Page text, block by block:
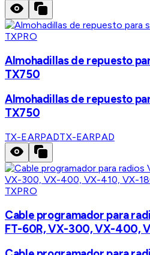
TXPRO
Almohadillas de repuesto
TX750
Almohadillas de repuesto
TX750
TX-EARPADTX-EARPAD
TXPRO
Cable programador para
FT-60R, VX-300, VX-400,